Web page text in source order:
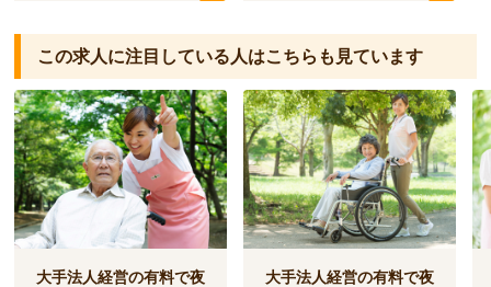
この求人に注目している人はこちらも見ています
大手法人経営の有料で夜
大手法人経営の有料で夜